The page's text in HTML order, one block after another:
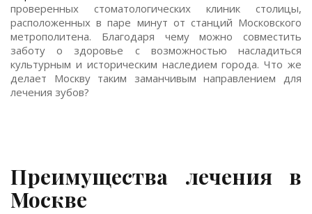
проверенных стоматологических клиник столицы,
расположенных в паре минут от станций Московского
метрополитена. Благодаря чему можно совместить
заботу о здоровье с возможностью насладиться
культурным и историческим наследием города. Что же
делает Москву таким заманчивым направлением для
лечения зубов?
Преимущества лечения в
Москве